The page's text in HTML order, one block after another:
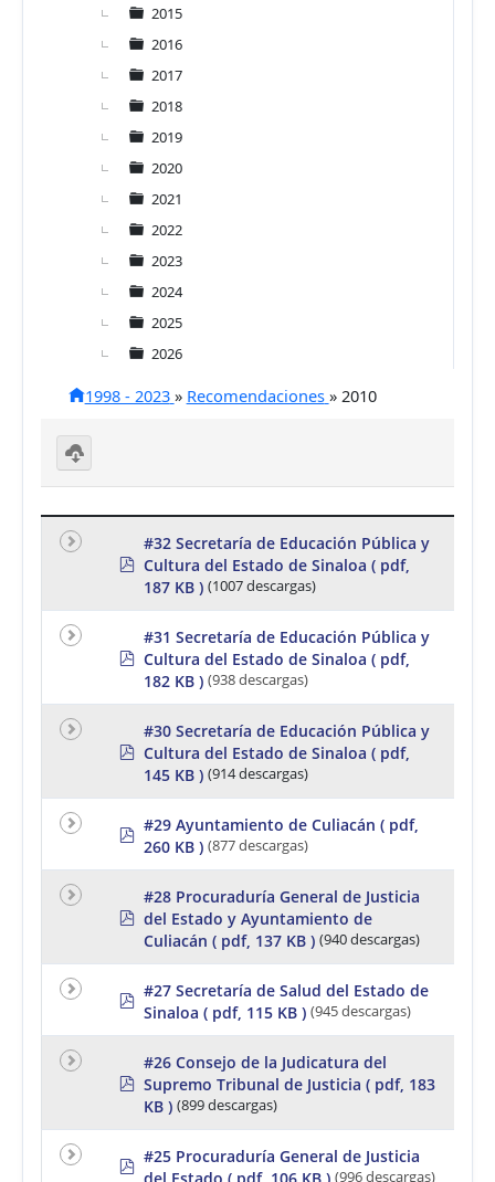
2015
2016
2017
2018
2019
2020
2021
2022
2023
2024
2025
2026
1998 - 2023 » Recomendaciones » 2010
w
nl
o
le
ct
p
#32 Secretaría de Educación Pública y
Cultura del Estado de Sinaloa ( pdf,
187 KB ) (1007 descargas)
p
#31 Secretaría de Educación Pública y
Cultura del Estado de Sinaloa ( pdf,
182 KB ) (938 descargas)
p
#30 Secretaría de Educación Pública y
Cultura del Estado de Sinaloa ( pdf,
145 KB ) (914 descargas)
p
f
#29 Ayuntamiento de Culiacán ( pdf,
260 KB ) (877 descargas)
p
#28 Procuraduría General de Justicia
del Estado y Ayuntamiento de
Culiacán ( pdf, 137 KB ) (940 descargas)
p
f
#27 Secretaría de Salud del Estado de
Sinaloa ( pdf, 115 KB ) (945 descargas)
p
#26 Consejo de la Judicatura del
Supremo Tribunal de Justicia ( pdf, 183
KB ) (899 descargas)
p #25 Procuraduría General de Justicia
del Estado ( pdf, 106 KB ) (996 descargas)